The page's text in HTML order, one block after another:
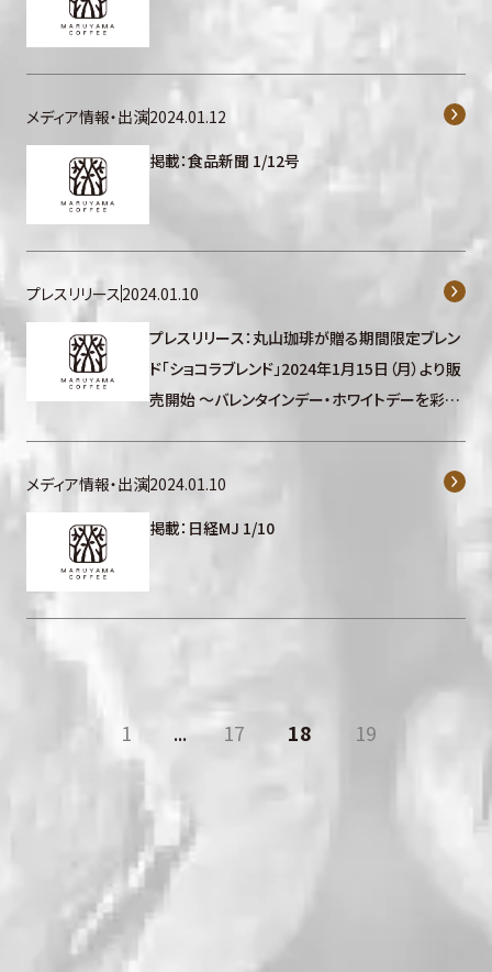
メディア情報・出演2024.01.12
掲載：食品新聞 1/12号
プレスリリース2024.01.10
プレスリリース：丸山珈琲が贈る期間限定ブレン
ド「ショコラブレンド」2024年1月15日（月）より販
売開始 〜バレンタインデー・ホワイトデーを彩る
メディア情報・出演2024.01.10
掲載：日経MJ 1/10
1 ... 17 18 19